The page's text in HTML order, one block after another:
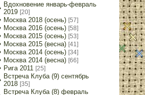
Вдохновение январь-февраль
2019 [20]
Москва 2018 (осень) [57]
Москва 2016 (осень) [58]
Москва 2015 (осень) [53]
Москва 2015 (весна) [41]
Москва 2014 (осень) [34]
Москва 2014 (весна) [66]
Рига 2011 [25]
Встреча Клуба (9) сентябрь
2018 [35]
Встреча Клуба (8) февраль